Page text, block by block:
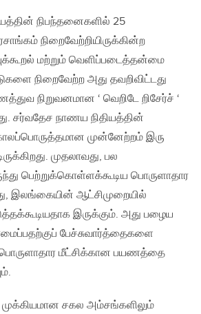
நிபந்தனைகளில் 25
நிறைவேற்றியிருக்கின்ற
மற்றும் வெளிப்படைத்தன்மை
நிறைவேற்ற அது தவறிவிட்டது
நிறுவனமான ‘ வெறிடே றிசேர்ச் ‘
சர்வதேச நாணய நிதியத்தின்
முன்னேற்றம் இரு
முதலாவது, பல
பெற்றுக்கொள்ளக்கூடிய பொருளாதார
இலங்கையின் ஆட்சிமுறையில்
இருக்கும். அது பழைய
பேச்சுவார்த்தைகளை
பொருளாதார மீட்சிக்கான பயணத்தை
சகல அம்சங்களிலும்